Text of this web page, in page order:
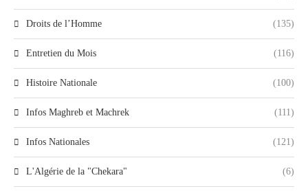
Droits de l’Homme (135)
Entretien du Mois (116)
Histoire Nationale (100)
Infos Maghreb et Machrek (111)
Infos Nationales (121)
L'Algérie de la "Chekara" (6)